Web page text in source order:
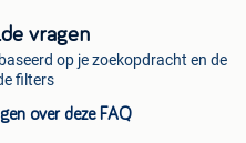
vragen
op je zoekopdracht en de
filters
over deze FAQ